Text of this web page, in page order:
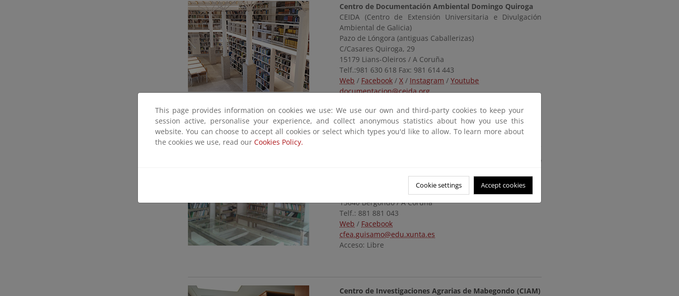
Centro de Documentación Ambiental Domingo Quiroga
CEIDA (Centro de Extensión Universitaria e Divulgación
Ambiental de Galicia)
Pazo de Lóngora (antiguas Caballerizas)
C/Casares Quiroga, 29
15179 Lians-Oleiros / A Coruña
Telf.:981 630 618 Fax: 981 614 443
Web / Facebook / X / Instagram / Youtube
documentacion@ceida.org
Centro RECIDA
Centro de Formación e Experimentación Agroforestal de
Consellería do Medio Rural. Xunta de Galicia
Lg. Bos, 14. Ctra. N-VI Km. 581 Guísamo
15640 Bergondo / A Coruña
Telf.: 881 881 043
Web / Facebook
cfea.guisamo@edu.xunta.es
Acceso: Libre
Centro de Investigaciones Agrarias de Mabegondo (CIAM)
This page provides information on cookies we use: We use our own and third-party cookies to keep your
session active, personalise your experience, and collect anonymous statistics about how you use this
website. You can choose to accept all cookies or select which types you'd like to allow. To learn more about
the cookies we use, read our Cookies Policy.
Cookie settings Accept cookies